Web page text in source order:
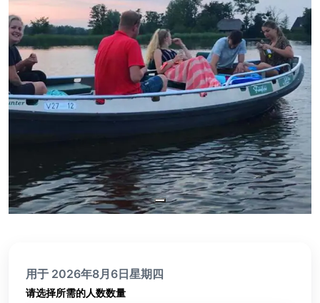
用于 2026年8月6日星期四
请选择所需的人数数量